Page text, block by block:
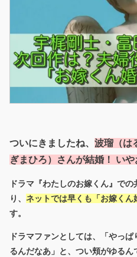
ついにきましたね、 波瑠（は
ぎまひろ）さんが結婚！ い
ドラマ『わたしのお嫁くん』で
り、 ネットでは早くも「お嫁くん
す。
ドラマファンとしては、「やっ
るんだなあ」と、つい頬がゆるん